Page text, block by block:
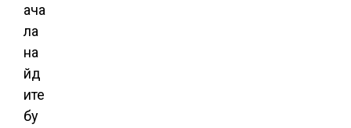
ача
ла
на
йд
ите
бу